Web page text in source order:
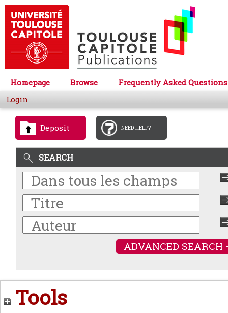
Homepage Browse
Frequently Asked Questions
Login
Deposit NEED HELP?
SEARCH
ADVANCED SEARCH
Tools